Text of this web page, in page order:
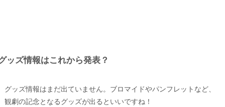
ッズ情報はこれから発表？
グッズ情報はまだ出ていません。ブロマイドやパンフレットなど、
観劇の記念となるグッズが出るといいですね！